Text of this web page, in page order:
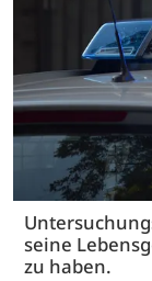
seine
zu haben.